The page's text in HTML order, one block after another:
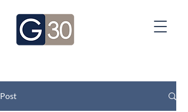
Post